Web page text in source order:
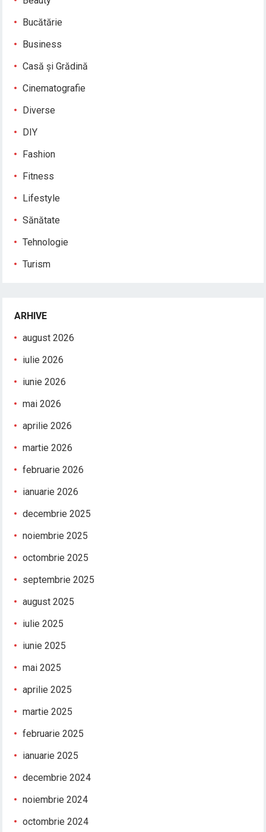
Bucătărie
Business
Casă și Grădină
Cinematografie
Diverse
DIY
Fashion
Fitness
Lifestyle
Sănătate
Tehnologie
Turism
ARHIVE
august 2026
iulie 2026
iunie 2026
mai 2026
aprilie 2026
martie 2026
februarie 2026
ianuarie 2026
decembrie 2025
noiembrie 2025
octombrie 2025
septembrie 2025
august 2025
iulie 2025
iunie 2025
mai 2025
aprilie 2025
martie 2025
februarie 2025
ianuarie 2025
decembrie 2024
noiembrie 2024
octombrie 2024